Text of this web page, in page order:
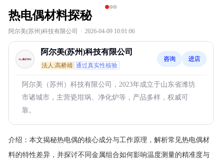
热电偶材料探秘
阿尔美(苏州)科技有限公司 · 2026-04-09 10:01:06
阿尔美(苏州)科技有限公司
法人:高桥靖 通过真实性核验
咨询 进店
阿尔美（苏州）科技有限公司，2023年成立于山东省潍坊
市诸城市，主营瓷坩埚、净化炉等，产品多样，权威可
靠。
介绍： 本文揭秘热电偶的核心成分与工作原理，解析常见热电偶材
料的特性差异，并探讨不同金属组合如何影响温度测量的精准度与